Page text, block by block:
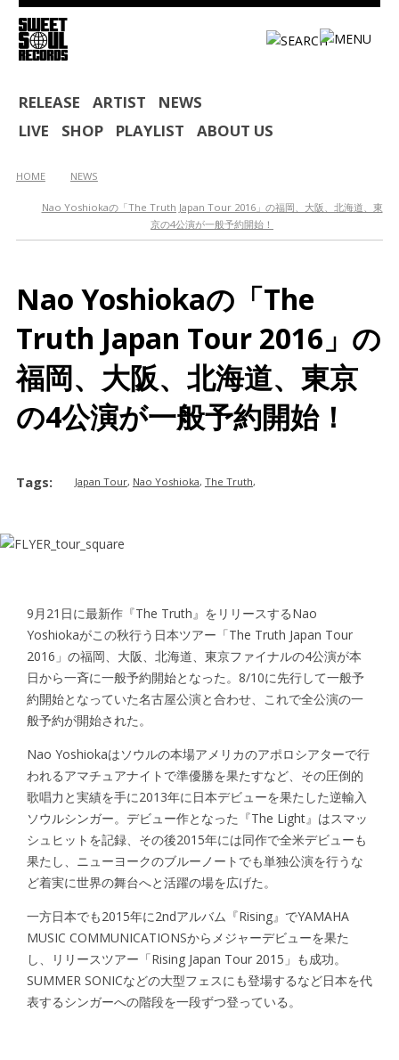
HOME
RELEASE
NEWS
SHOP
PLAYLIST
ABOUT US
TERMS OF USE PRIVACY POLICY
RELEASE ARTIST
NEWS
LIVE
SHOP PLAYLIST ABOUT US
HOME NEWS
Nao Yoshiokaの「The Truth Japan Tour 2016」の福岡、大阪、北海道、東
京の4公演が一般予約開始！
Nao Yoshiokaの「The
Truth Japan Tour 2016」の
福岡、大阪、北海道、東京
の4公演が一般予約開始！
Tags: Japan Tour, Nao Yoshioka, The Truth,
9月21日に最新作『The Truth』をリリースするNao
Yoshiokaがこの秋行う日本ツアー「The Truth Japan Tour
2016」の福岡、大阪、北海道、東京ファイナルの4公演が本
日から一斉に一般予約開始となった。8/10に先行して一般予
約開始となっていた名古屋公演と合わせ、これで全公演の一
般予約が開始された。
Nao Yoshiokaはソウルの本場アメリカのアポロシアターで行
われるアマチュアナイトで準優勝を果たすなど、その圧倒的
歌唱力と実績を手に2013年に日本デビューを果たした逆輸入
ソウルシンガー。デビュー作となった『The Light』はスマッ
シュヒットを記録、その後2015年には同作で全米デビューも
果たし、ニューヨークのブルーノートでも単独公演を行うな
ど着実に世界の舞台へと活躍の場を広げた。
一方日本でも2015年に2ndアルバム『Rising』でYAMAHA
MUSIC COMMUNICATIONSからメジャーデビューを果た
し、リリースツアー「Rising Japan Tour 2015」も成功。
SUMMER SONICなどの大型フェスにも登場するなど日本を代
表するシンガーへの階段を一段ずつ登っている。